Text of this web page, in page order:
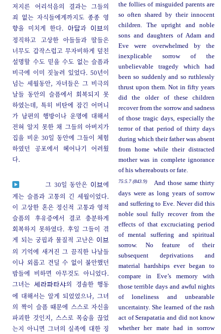
저지른 어리석음의 결과는 그들의
죄 없는 자식들에게까지도 종종 영
향을 미치게 한다.
아담과 이브의
정직하고 고상한 아들들과 딸들은
너무도 갑작스럽고 무자비하게 덮친
설명할 수도 믿을 수도 없는 슬픔과
비극에 이미 짓눌려 있었다. 50년이
넘는 세월동안, 자녀들은 그 비극의
날들 동안의 슬픔에서 회복되지 못
하였는데, 특히 비탄에 잠긴 어머니
가 남편의 행방이나 운명에 대해서
전혀 알지 못한 채 그들의 아버지가
집을 비운 30일 동안에 그들이 체험
하였던 공포에서 헤어나기 어려웠
다.
the follies of misguided parents are
so often shared by their innocent
children. The upright and noble
sons and daughters of Adam and
Eve were overwhelmed by the
inexplicable sorrow of the
unbelievable tragedy which had
been so suddenly and so ruthlessly
thrust upon them. Not in fifty years
did the older of these children
recover from the sorrow and sadness
of those tragic days, especially the
terror of that period of thirty days
during which their father was absent
from home while their distracted
mother was in complete ignorance
of his whereabouts or fate.
그 30일 동안은 이브에
게는 슬픔과 고통의 긴 세월이었다.
이 고상한 혼은 정신적 고통과 영적
슬픔의 후유증에서 결코 충분하게
회복하지 못하였다. 후일 그들이 겪
게 되는 궁핍과 물질적 고난은 이브
의 기억에 새겨진 그 끔직한 나날들
이나 외롭고 견딜 수 없이 불안했던
밤들에 비하면 아무것도 아니었다.
그녀는세라파타샤의 경솔한 행동
에 대해서는 알게 되었었으나, 그녀
의 짝이 슬픔 때문에 스스로 자신을
파괴한 것인지, 스스로 목숨을 끊었
는지 아니면 그녀의 실족에 대한 징
75:5.7 (843.9)
And those same thirty
days were as long years of sorrow
and suffering to Eve. Never did this
noble soul fully recover from the
effects of that excruciating period
of mental suffering and spiritual
sorrow. No feature of their
subsequent deprivations and
material hardships ever began to
compare in Eve’s memory with
those terrible days and awful nights
of loneliness and unbearable
uncertainty. She learned of the rash
act of Serapatatia and did not know
whether her mate had in sorrow